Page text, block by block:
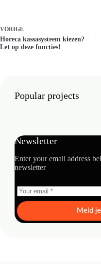
VORIGE
Horeca kassasysteem kiezen?
Let op deze functies!
Popular projects
Newsletter
Enter your email address
newsletter
Meld